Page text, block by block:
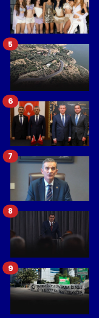
5
6
7
8
9